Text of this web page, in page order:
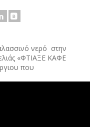
νερό στην
«ΦΤΙΑΞΕ ΚΑΦΕ
που